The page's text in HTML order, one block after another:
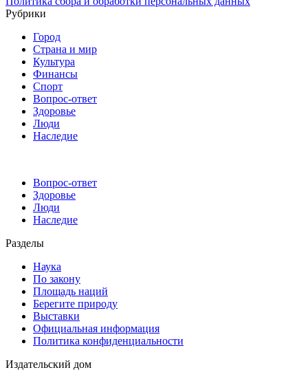
Рубрики
Город
Страна и мир
Культура
Финансы
Спорт
Вопрос-ответ
Здоровье
Люди
Наследие
Вопрос-ответ
Здоровье
Люди
Наследие
Разделы
Наука
По закону
Площадь наций
Берегите природу
Выставки
Официальная информация
Политика конфиденциальности
Издательский дом